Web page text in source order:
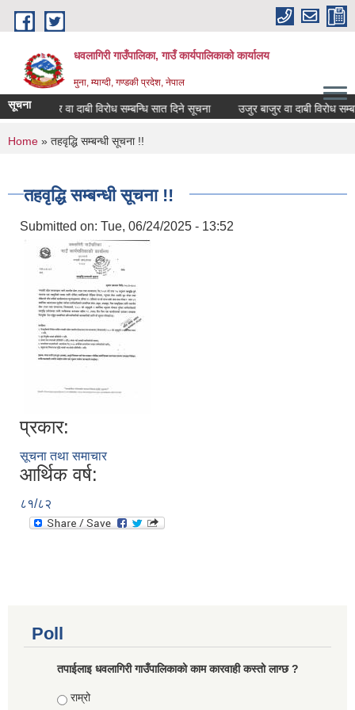
Skip to main content
धवलागिरी गाउँपालिका, गाउँ कार्यपालिकाको कार्यालय
मुना, म्याग्दी, गण्डकी प्रदेश, नेपाल
सूचना
उजुर बाजुर वा दाबी विरोध सम्बन्धि सात दिने सूचना उजुर बाजुर वा दाबी विरोध
You are here
Home » तहवृद्धि सम्बन्धी सूचना !!
तहवृद्धि सम्बन्धी सूचना !!
Submitted on: Tue, 06/24/2025 - 13:52
प्रकार:
सूचना तथा समाचार
आर्थिक वर्ष:
८१/८२
Poll
तपाईलाइ धवलागिरी गाउँपालिकाको काम कारवाही कस्तो लाग्छ ?
Choices
राम्रो